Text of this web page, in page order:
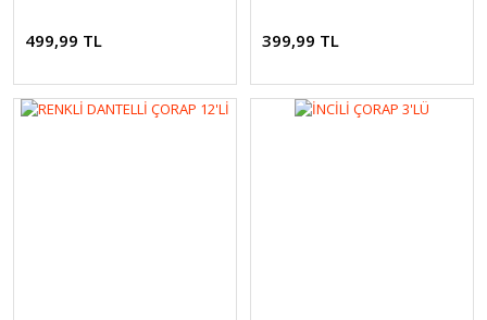
499,99 TL 399,99 TL